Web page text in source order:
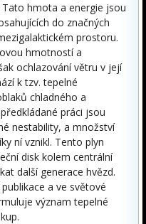
hmota a energie jsou
do značných
prostoru.
hmotností a
ochlazování větru v její
k tzv. tepelné
chladného a
práci jsou
nestability, a množství
ní vznikl. Tento plyn
disk kolem centrální
další generace hvězd.
a ve světové
význam tepelné